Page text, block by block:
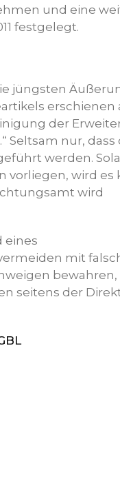
und eine
festgelegt.
jüngsten
erschienen
der
Seltsam nur, dass
werden.
vorliegen, wird es
wird
eines
mit
bewahren,
seitens der